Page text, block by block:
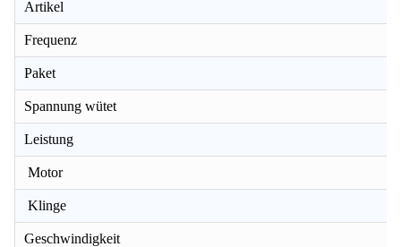
Artikel
Frequenz
Paket
Spannung wütet
Leistung
Motor
Klinge
Geschwindigkeit